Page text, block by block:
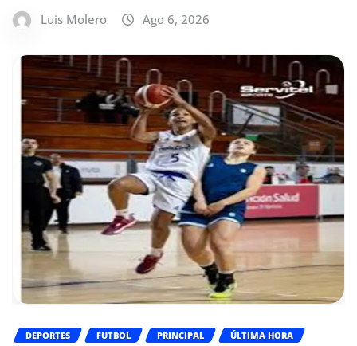
Luis Molero Ago 6, 2026
DEPORTES FUTBOL PRINCIPAL ÚLTIMA HORA